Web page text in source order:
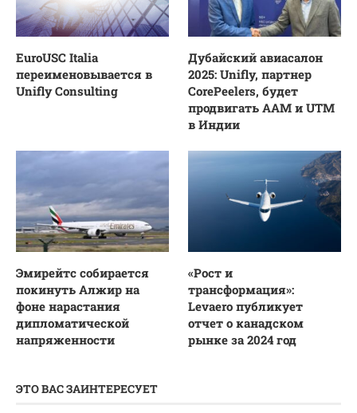
EuroUSC Italia
переименовывается в
Unifly Consulting
Дубайский авиасалон
2025: Unifly, партнер
CorePeelers, будет
продвигать AAM и UTM
в Индии
Эмирейтс собирается
покинуть Алжир на
фоне нарастания
дипломатической
напряженности
«Рост и
трансформация»:
Levaero публикует
отчет о канадском
рынке за 2024 год
ЭТО ВАС ЗАИНТЕРЕСУЕТ